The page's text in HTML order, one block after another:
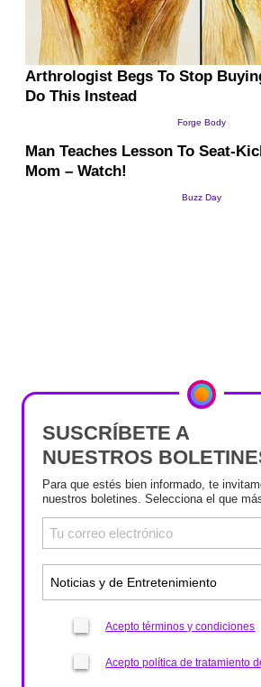
SUSCRÍBETE A
NUESTROS
Para que estés bien informado, te
nuestros boletines. Selecciona el que
Acepto términos y condiciones
Acepto política de tratamiento